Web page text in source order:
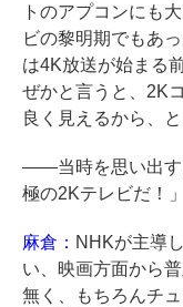
トのアプコンにも
ビの黎明期でもあ
は4K放送が始まる
ぜかと言うと、2K
良く見えるから、
――当時を思い出す
極の2Kテレビだ！
麻倉： NHKが主導
い、映画方面から
無く、もちろんチ